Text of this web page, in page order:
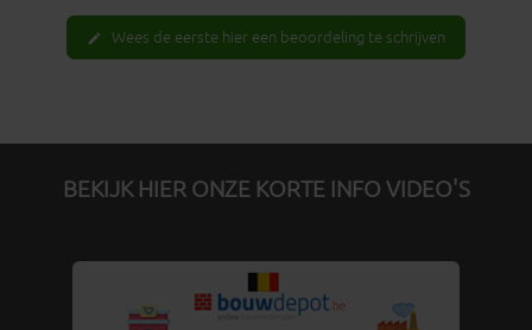
edit Wees de eerste hier een beoordeling te schrijven
BEKIJK HIER ONZE KORTE INFO VIDEO'S